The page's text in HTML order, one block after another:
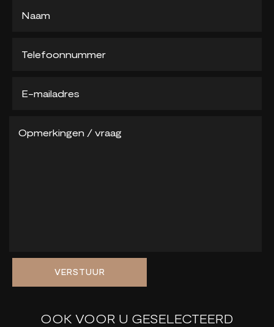
VERSTUUR
OOK VOOR U GESELECTEERD